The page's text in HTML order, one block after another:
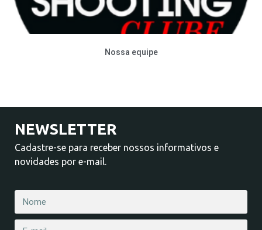
Nossa equipe
NEWSLETTER
Cadastre-se para receber nossos informativos e
novidades por e-mail.